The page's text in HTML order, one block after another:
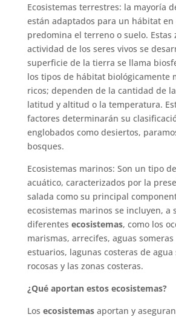
Ecosistemas terrestres: la mayoría
están adaptados para un hábitat en
predomina el terreno o suelo. Estas
actividad de los seres vivos se
superficie de la tierra se llama
los tipos de hábitat biológicamente
ricos; dependen de la cantidad de
latitud y altitud o la temperatura.
factores determinarán su
englobados como desiertos,
bosques.
Ecosistemas marinos: Son un tipo
acuático, caracterizados por la
salada como su principal
ecosistemas marinos se incluyen, a
diferentes ecosistemas, como los
marismas, arrecifes, aguas
estuarios, lagunas costeras de agua
rocosas y las zonas costeras.
¿Qué aportan estos ecosistemas?
Los ecosistemasaportan y